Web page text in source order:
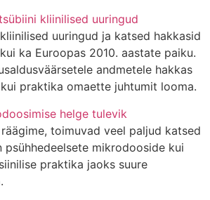
kliinilised uuringud
uuringud ja katsed hakkasid
ka Euroopas 2010. aastate paiku.
andmetele hakkas
praktika omaette juhtumit looma.
helge tulevik
toimuvad veel paljud katsed
psühhedeelsete mikrodooside kui
praktika jaoks suure